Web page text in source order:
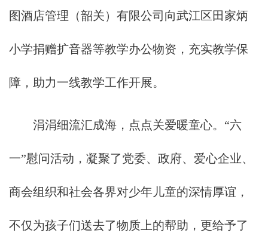
图酒店管理（韶关）有限公司向武江区田家炳
小学捐赠扩音器等教学办公物资，充实教学保
障，助力一线教学工作开展。
涓涓细流汇成海，点点关爱暖童心。“六
一”慰问活动，凝聚了党委、政府、爱心企业、
商会组织和社会各界对少年儿童的深情厚谊，
不仅为孩子们送去了物质上的帮助，更给予了